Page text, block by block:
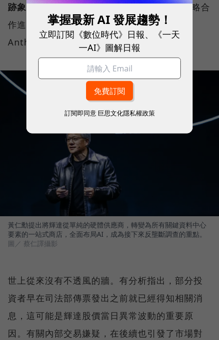
跡象。FTC則負責對科技巨頭與AI新創間的戰略合
作進行調查，例如微軟與OpenAI、亞馬遜與
Anthropic之間的合作。
黃仁勳提出將輝達從單純的硬體供應商，轉變為所有關鍵資料中心
要素的一站式商店，全面布局AI，成為接下來反壟斷調查的重點。
圖／ 蔡仁譯攝影
世上從來沒有不透風的牆。有分析指出，部分投
資者早在司法部傳票發出之前就已經得知相關消
息，這可能是輝達股價當日異常波動的重要原
因。有關內部交易嫌疑，在後續也引發了市場對
掌握最新 AI 發展趨勢！
立即訂閱《數位時代》日報、《一天
一AI》圖解日報
訂閱即同意 巨思文化隱私權政策